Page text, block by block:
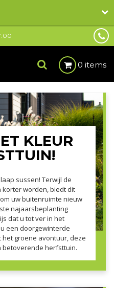
0 items
KLEUR
sussen! Terwijl de
worden, biedt dit
uw buitenruimte nieuw
najaarsbeplanting
dat u tot ver in het
een doorgewinterde
groene avontuur, deze
betoverende herfsttuin.